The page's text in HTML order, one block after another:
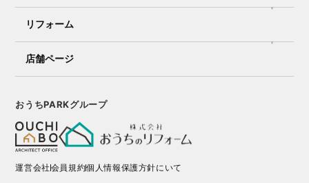
リフォーム
店舗ページ
おうちPARKグループ
運営会社会員規約個人情報保護方針にいて